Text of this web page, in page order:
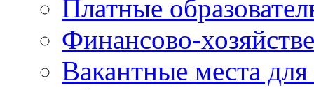
Платные
Финансово-
Вакантные места